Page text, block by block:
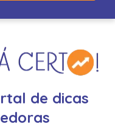
de dicas